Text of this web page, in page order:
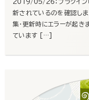
2019/05/26：プラグイ
新されているのを確認し
集・更新時にエラーが起き
ています […]